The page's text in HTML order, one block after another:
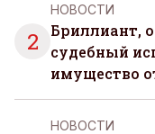
2
НОВОСТИ
Бриллиант,
судебный
имущество
НОВОСТИ